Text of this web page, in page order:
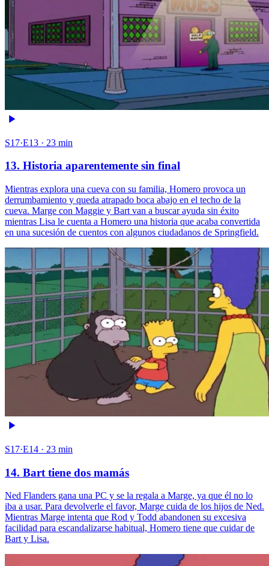
S17·E13 · 23 min
13. Historia aparentemente sin final
Mientras explora una cueva con su familia, Homero provoca un
derrumbamiento y queda atrapado boca abajo en el techo de la
cueva. Marge con Maggie y Bart van a buscar ayuda sin éxito
mientras Lisa le cuenta a Homero una historia que acaba convertida
en una sucesión de cuentos con algunos ciudadanos de Springfield.
S17·E14 · 23 min
14. Bart tiene dos mamás
Ned Flanders gana una PC y se la regala a Marge, ya que él no lo
iba a usar. Para devolverle el favor, Marge cuida de los hijos de Ned.
Mientras Marge intenta que Rod y Todd abandonen su excesiva
facilidad para escandalizarse habitual, Homero tiene que cuidar de
Bart y Lisa.